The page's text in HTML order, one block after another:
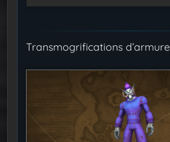
Transmogrifications d’armure